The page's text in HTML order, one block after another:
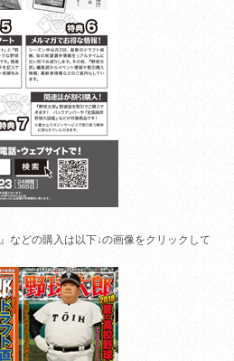
などの購入は以下↓の画像をクリックして